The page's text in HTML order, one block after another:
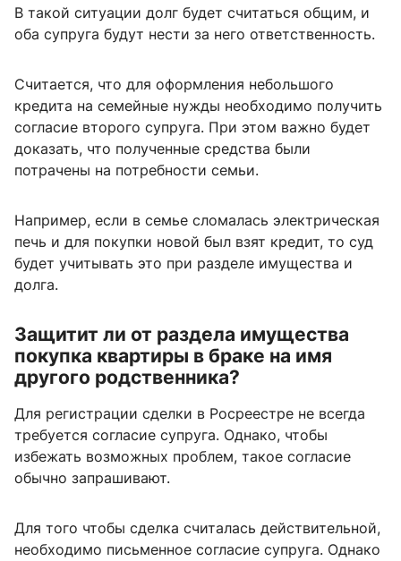
В такой ситуации долг будет считаться общим, и
оба супруга будут нести за него ответственность.
Считается, что для оформления небольшого
кредита на семейные нужды необходимо получить
согласие второго супруга. При этом важно будет
доказать, что полученные средства были
потрачены на потребности семьи.
Например, если в семье сломалась электрическая
печь и для покупки новой был взят кредит, то суд
будет учитывать это при разделе имущества и
долга.
Защитит ли от раздела имущества
покупка квартиры в браке на имя
другого родственника?
Для регистрации сделки в Росреестре не всегда
требуется согласие супруга. Однако, чтобы
избежать возможных проблем, такое согласие
обычно запрашивают.
Для того чтобы сделка считалась действительной,
необходимо письменное согласие супруга. Однако